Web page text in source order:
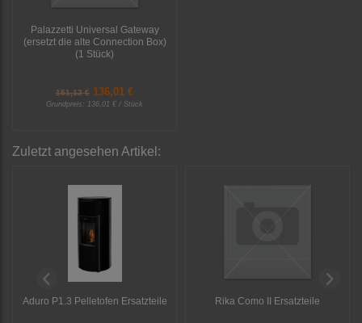
Palazzetti Universal Gateway
(ersetzt die alte Connection Box)
(1 Stück)
151,12 € 136,01 €
Grundpreis: 136,01 € / Stück
Zuletzt angesehen Artikel:
Aduro P1.3 Pelletofen Ersatzteile Rika Como II Ersatzteile